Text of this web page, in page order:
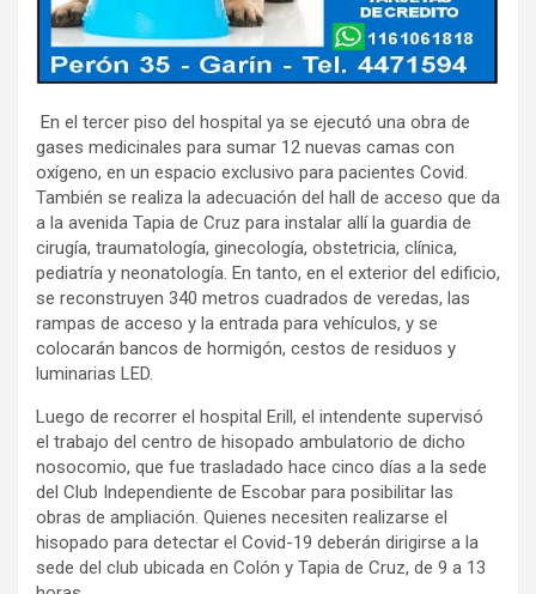
En el tercer piso del hospital ya se ejecutó una obra de
gases medicinales para sumar 12 nuevas camas con
oxígeno, en un espacio exclusivo para pacientes Covid.
También se realiza la adecuación del hall de acceso que da
a la avenida Tapia de Cruz para instalar allí la guardia de
cirugía, traumatología, ginecología, obstetricia, clínica,
pediatría y neonatología. En tanto, en el exterior del edificio,
se reconstruyen 340 metros cuadrados de veredas, las
rampas de acceso y la entrada para vehículos, y se
colocarán bancos de hormigón, cestos de residuos y
luminarias LED.
Luego de recorrer el hospital Erill, el intendente supervisó
el trabajo del centro de hisopado ambulatorio de dicho
nosocomio, que fue trasladado hace cinco días a la sede
del Club Independiente de Escobar para posibilitar las
obras de ampliación. Quienes necesiten realizarse el
hisopado para detectar el Covid-19 deberán dirigirse a la
sede del club ubicada en Colón y Tapia de Cruz, de 9 a 13